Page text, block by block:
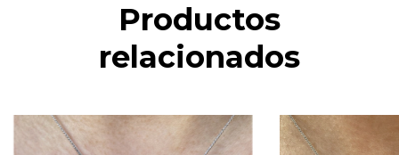
Productos
relacionados